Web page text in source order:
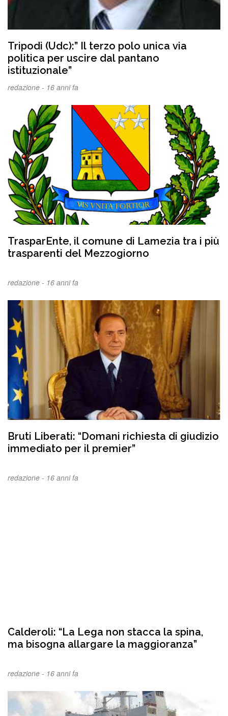
Tripodi (Udc):” Il terzo polo unica via
politica per uscire dal pantano
istituzionale”
redazione - 16 anni fa
TrasparEnte, il comune di Lamezia tra i più
trasparenti del Mezzogiorno
redazione - 16 anni fa
Bruti Liberati: “Domani richiesta di giudizio
immediato per il premier”
redazione - 16 anni fa
Calderoli: “La Lega non stacca la spina,
ma bisogna allargare la maggioranza”
redazione - 16 anni fa